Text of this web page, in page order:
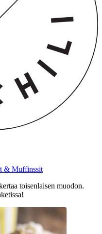
& Muffinssit
toisenlaisen muodon.